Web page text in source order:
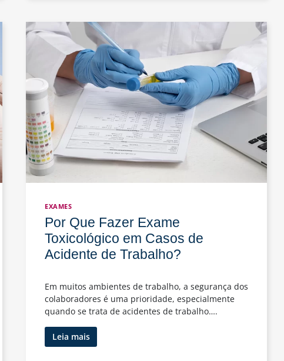
da
Sua
Saúde:
Exames
de
Rotina
Para
Iniciar
2025
com
o
Pé
EXAMES
Por Que Fazer Exame
Toxicológico em Casos de
Acidente de Trabalho?
Em muitos ambientes de trabalho, a segurança dos
colaboradores é uma prioridade, especialmente
quando se trata de acidentes de trabalho….
Leia maisPor
Que